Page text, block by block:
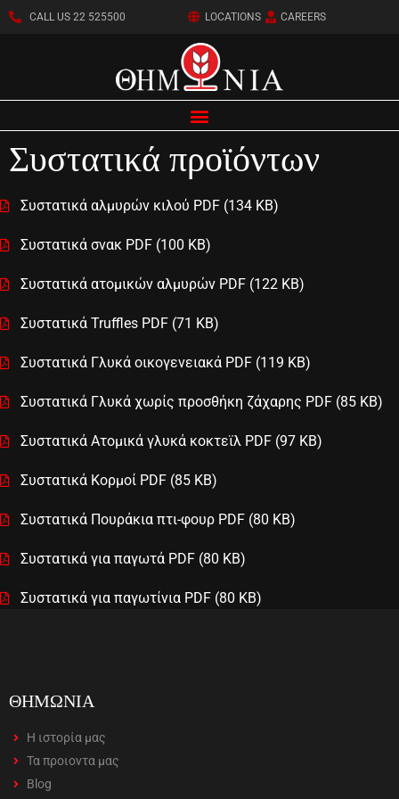
CALL US 22 525500 LOCATIONS CAREERS
Συστατικά προϊόντων
Συστατικά αλμυρών κιλού PDF (134 KB)
Συστατικά σνακ PDF (100 KB)
Συστατικά ατομικών αλμυρών PDF (122 KB)
Συστατικά Truffles PDF (71 KB)
Συστατικά Γλυκά οικογενειακά PDF (119 KB)
Συστατικά Γλυκά χωρίς προσθήκη ζάχαρης PDF (85 KB)
Συστατικά Ατομικά γλυκά κοκτεϊλ PDF (97 KB)
Συστατικά Κορμοί PDF (85 KB)
Συστατικά Πουράκια πτι-φουρ PDF (80 KB)
Συστατικά για παγωτά PDF (80 KB)
Συστατικά για παγωτίνια PDF (80 KB)
ΘΗΜΩΝΙΑ
Η ιστορία μας
Τα προιοντα μας
Blog